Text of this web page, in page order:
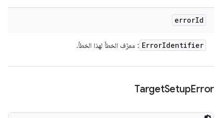
errorId
ErrorIdentifier : معرّف الخطأ لهذا الخطأ.
TargetSetupError